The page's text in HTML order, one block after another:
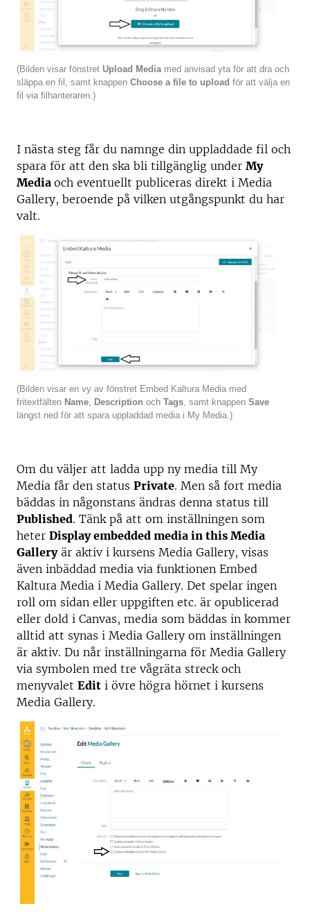
(Bilden visar fönstret Upload Media med anvisad yta för att dra och
släppa en fil, samt knappen Choose a file to upload för att välja en
fil via filhanteraren.)
I nästa steg får du namnge din uppladdade fil och
spara för att den ska bli tillgänglig under My
Media och eventuellt publiceras direkt i Media
Gallery, beroende på vilken utgångspunkt du har
valt.
(Bilden visar en vy av fönstret Embed Kaltura Media med
fritextfälten Name Description och Tags , samt knappen Save
längst ned för att spara uppladdad media i My Media.)
Om du väljer att ladda upp ny media till My
Media får den status Private. Men så fort media
bäddas in någonstans ändras denna status till
Published. Tänk på att om inställningen som
heter Display embedded media in this Media
Galleryär aktiv i kursens Media Gallery, visas
även inbäddad media via funktionen Embed
Kaltura Media i Media Gallery. Det spelar ingen
roll om sidan eller uppgiften etc. är opublicerad
eller dold i Canvas, media som bäddas in kommer
alltid att synas i Media Gallery om inställningen
är aktiv. Du når inställningarna för Media Gallery
via symbolen med tre vågräta streck och
menyvalet Edit i övre högra hörnet i kursens
Media Gallery.